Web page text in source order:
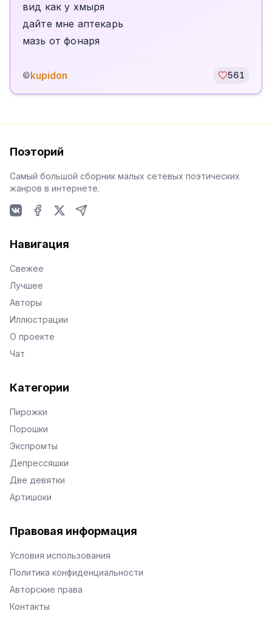
вид как у хмыря
дайте мне аптекарь
мазь от фонаря
©kupidon 561
Поэторий
Самый большой сборник малых сетевых поэтических
жанров в интернете.
Навигация
Свежее
Лучшее
Авторы
Иллюстрации
О проекте
Чат
Категории
Пирожки
Порошки
Экспромты
Депрессяшки
Две девятки
Артишоки
Правовая информация
Условия использования
Политика конфиденциальности
Авторские права
Контакты